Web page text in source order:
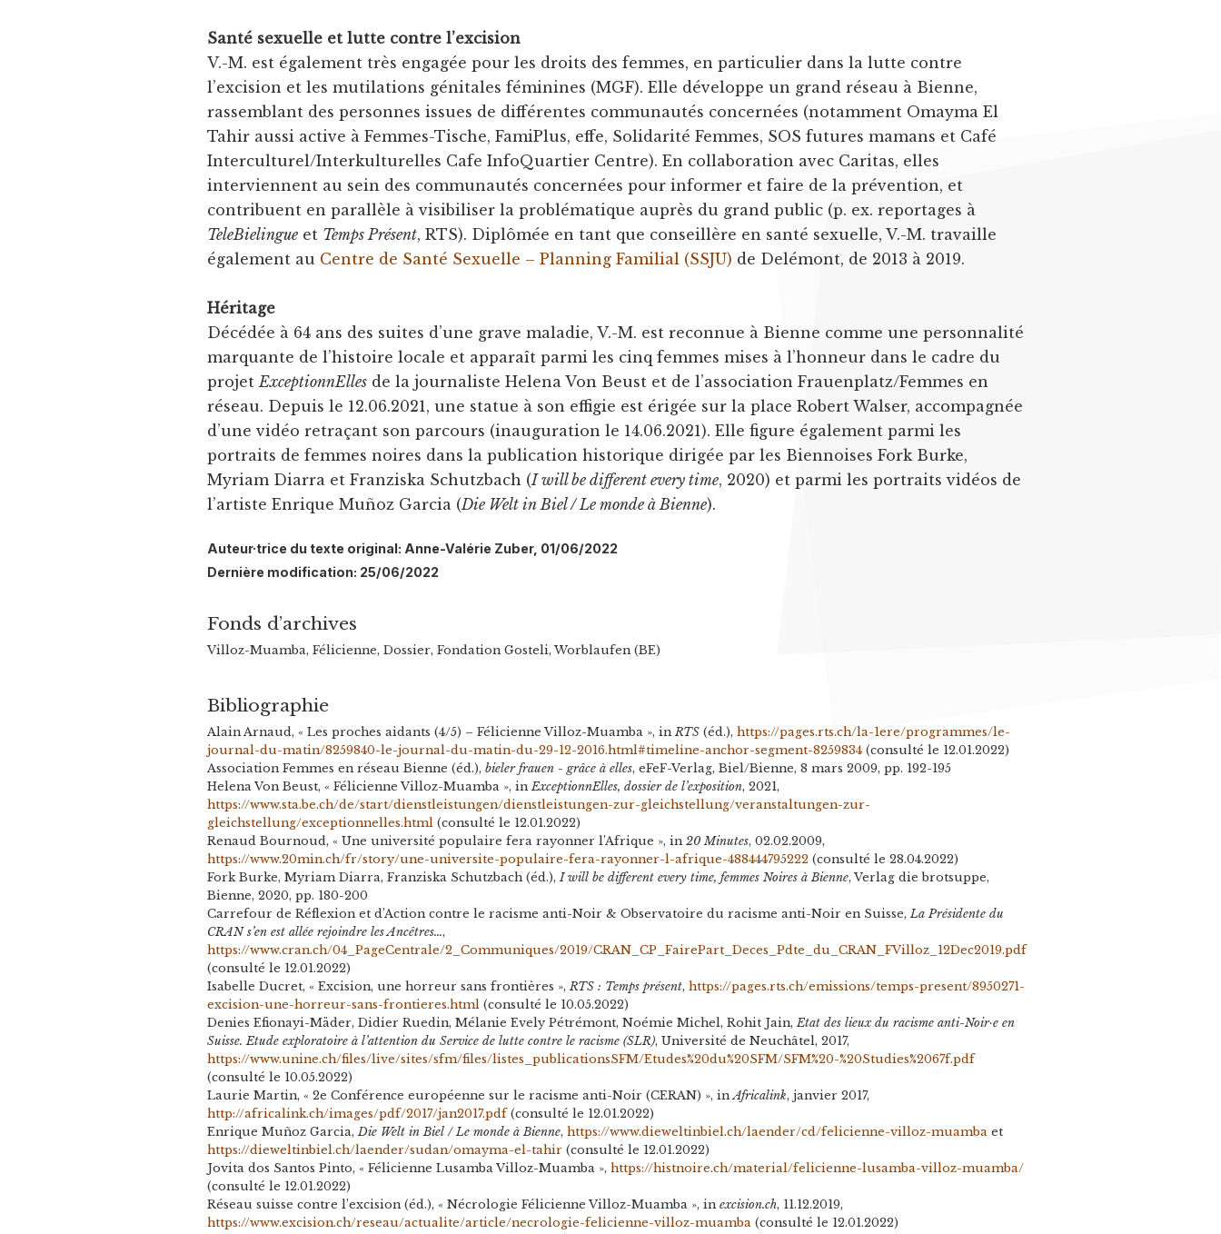
Santé sexuelle et lutte contre l’excision
V.-M. est également très engagée pour les droits des femmes, en particulier dans la lutte contre
l’excision et les mutilations génitales féminines (MGF). Elle développe un grand réseau à Bienne,
rassemblant des personnes issues de différentes communautés concernées (notamment Omayma El
Tahir aussi active à Femmes-Tische, FamiPlus, effe, Solidarité Femmes, SOS futures mamans et Café
Interculturel/Interkulturelles Cafe InfoQuartier Centre). En collaboration avec Caritas, elles
interviennent au sein des communautés concernées pour informer et faire de la prévention, et
contribuent en parallèle à visibiliser la problématique auprès du grand public (p. ex. reportages à
TeleBielingue et Temps Présent, RTS). Diplômée en tant que conseillère en santé sexuelle, V.-M. travaille
également au Centre de Santé Sexuelle – Planning Familial (SSJU) de Delémont, de 2013 à 2019.
Héritage
Décédée à 64 ans des suites d’une grave maladie, V.-M. est reconnue à Bienne comme une personnalité
marquante de l’histoire locale et apparaît parmi les cinq femmes mises à l’honneur dans le cadre du
projet ExceptionnElles de la journaliste Helena Von Beust et de l’association Frauenplatz/Femmes en
réseau. Depuis le 12.06.2021, une statue à son effigie est érigée sur la place Robert Walser, accompagnée
d’une vidéo retraçant son parcours (inauguration le 14.06.2021). Elle figure également parmi les
portraits de femmes noires dans la publication historique dirigée par les Biennoises Fork Burke,
Myriam Diarra et Franziska Schutzbach (I will be different every time, 2020) et parmi les portraits vidéos de
l’artiste Enrique Muñoz Garcia (Die Welt in Biel / Le monde à Bienne).
Auteur·trice du texte original: Anne-Valérie Zuber, 01/06/2022
Dernière modification: 25/06/2022
Fonds d’archives
Villoz-Muamba, Félicienne, Dossier, Fondation Gosteli, Worblaufen (BE)
Bibliographie
Alain Arnaud, « Les proches aidants (4/5) – Félicienne Villoz-Muamba », in RTS (éd.),https://pages.rts.ch/la-1ere/programmes/le-
journal-du-matin/8259840-le-journal-du-matin-du-29-12-2016.html#timeline-anchor-segment-8259834 (consulté le 12.01.2022)
Association Femmes en réseau Bienne (éd.),bieler frauen - grâce à elles, eFeF-Verlag, Biel/Bienne, 8 mars 2009, pp. 192-195
Helena Von Beust, « Félicienne Villoz-Muamba », in ExceptionnElles, dossier de l’exposition, 2021,
https://www.sta.be.ch/de/start/dienstleistungen/dienstleistungen-zur-gleichstellung/veranstaltungen-zur-
gleichstellung/exceptionnelles.html (consulté le 12.01.2022)
Renaud Bournoud, « Une université populaire fera rayonner l’Afrique », in 20 Minutes, 02.02.2009,
https://www.20min.ch/fr/story/une-universite-populaire-fera-rayonner-l-afrique-488444795222 (consulté le 28.04.2022)
Fork Burke, Myriam Diarra, Franziska Schutzbach (éd.), I will be different every time, femmes Noires à Bienne, Verlag die brotsuppe,
Bienne, 2020, pp. 180-200
Carrefour de Réflexion et d’Action contre le racisme anti-Noir & Observatoire du racisme anti-Noir en Suisse, La Présidente du
CRAN s’en est allée rejoindre les Ancêtres…,
https://www.cran.ch/04_PageCentrale/2_Communiques/2019/CRAN_CP_FairePart_Deces_Pdte_du_CRAN_FVilloz_12Dec2019.pdf
(consulté le 12.01.2022)
Isabelle Ducret, « Excision, une horreur sans frontières », RTS : Temps présent,https://pages.rts.ch/emissions/temps-present/8950271-
excision-une-horreur-sans-frontieres.html (consulté le 10.05.2022)
Denies Efionayi-Mäder, Didier Ruedin, Mélanie Evely Pétrémont, Noémie Michel, Rohit Jain, Etat des lieux du racisme anti-Noir·e en
Suisse. Etude exploratoire à l’attention du Service de lutte contre le racisme (SLR), Université de Neuchâtel, 2017,
https://www.unine.ch/files/live/sites/sfm/files/listes_publicationsSFM/Etudes%20du%20SFM/SFM%20-%20Studies%2067f.pdf
(consulté le 10.05.2022)
Laurie Martin, « 2e Conférence européenne sur le racisme anti-Noir (CERAN) », inAfricalink, janvier 2017,
http://africalink.ch/images/pdf/2017/jan2017.pdf(consulté le 12.01.2022)
Enrique Muñoz Garcia, Die Welt in Biel / Le monde à Bienne,https://www.dieweltinbiel.ch/laender/cd/felicienne-villoz-muamba et
https://dieweltinbiel.ch/laender/sudan/omayma-el-tahir (consulté le 12.01.2022)
Jovita dos Santos Pinto, « Félicienne Lusamba Villoz-Muamba »,https://histnoire.ch/material/felicienne-lusamba-villoz-muamba/
(consulté le 12.01.2022)
Réseau suisse contre l’excision (éd.), « Nécrologie Félicienne Villoz-Muamba », inexcision.ch, 11.12.2019,
https://www.excision.ch/reseau/actualite/article/necrologie-felicienne-villoz-muamba (consulté le 12.01.2022)